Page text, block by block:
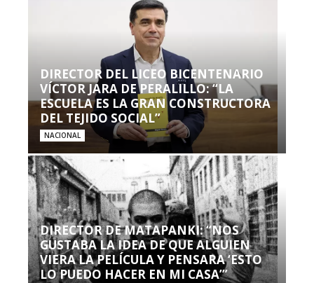
DIRECTOR DEL LICEO BICENTENARIO
VÍCTOR JARA DE PERALILLO: “LA
ESCUELA ES LA GRAN CONSTRUCTORA
DEL TEJIDO SOCIAL”
NACIONAL
DIRECTOR DE MATAPANKI: “NOS
GUSTABA LA IDEA DE QUE ALGUIEN
VIERA LA PELÍCULA Y PENSARA ‘ESTO
LO PUEDO HACER EN MI CASA’”